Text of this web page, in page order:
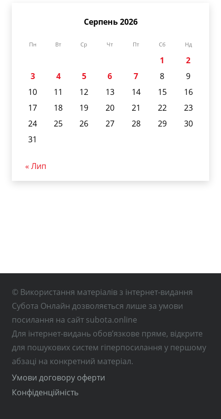
Серпень 2026
Пн Вт Ср Чт Пт Сб Нд
1
2
3
4 5 6 7 8
9
10
11 12 13 14 15
16
17
18 19 20 21 22
23
24
25 26 27 28 29
30
31
« Лип
© Використання матеріалів з інтернет-видання
Субота Онлайн дозволяється лише за умови
посилання на сайт subota.online
Для інтернет-видань обов’язкове пряме, відкрите
для пошукових систем гіперпосилання у першому
абзаці на конкретний матеріал.
Умови договору оферти
Конфіденційність